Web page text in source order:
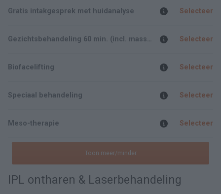
Gratis intakgesprek met huidanalyse Selecteer
Gezichtsbehandeling 60 min. (incl. massage) Selecteer
Biofacelifting Selecteer
Speciaal behandeling Selecteer
Meso-therapie Selecteer
Toon meer/minder
IPL ontharen & Laserbehandeling